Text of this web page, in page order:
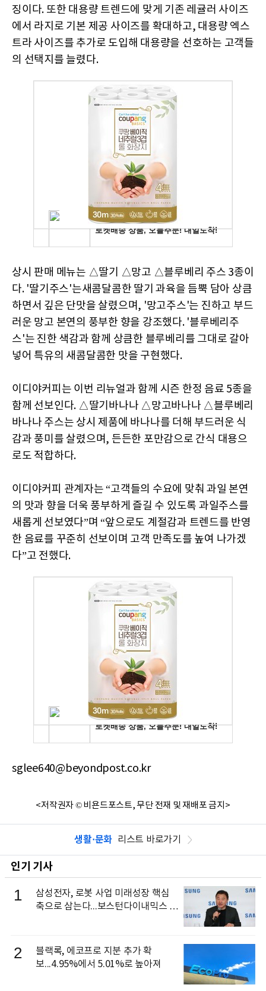
징이다. 또한 대용량 트렌드에 맞게 기존 레귤러 사이즈
에서 라지로 기본 제공 사이즈를 확대하고, 대용량 엑스
트라 사이즈를 추가로 도입해 대용량을 선호하는 고객들
의 선택지를 늘렸다.
상시 판매 메뉴는 △딸기 △망고 △블루베리 주스 3종이
다. '딸기주스'는새콤달콤한 딸기 과육을 듬뿍 담아 상큼
하면서 깊은 단맛을 살렸으며, '망고주스'는 진하고 부드
러운 망고 본연의 풍부한 향을 강조했다. '블루베리주
스'는 진한 색감과 함께 상큼한 블루베리를 그대로 갈아
넣어 특유의 새콤달콤한 맛을 구현했다.
이디야커피는 이번 리뉴얼과 함께 시즌 한정 음료 5종을
함께 선보인다. △딸기바나나 △망고바나나 △블루베리
바나나 주스는 상시 제품에 바나나를 더해 부드러운 식
감과 풍미를 살렸으며, 든든한 포만감으로 간식 대용으
로도 적합하다.
이디야커피 관계자는 “고객들의 수요에 맞춰 과일 본연
의 맛과 향을 더욱 풍부하게 즐길 수 있도록 과일주스를
새롭게 선보였다”며 “앞으로도 계절감과 트렌드를 반영
한 음료를 꾸준히 선보이며 고객 만족도를 높여 나가겠
다”고 전했다.
sglee640@beyondpost.co.kr
<저작권자 © 비욘드포스트, 무단 전재 및 재배포 금지>
생활·문화 리스트 바로가기
인기 기사
1
삼성전자, 로봇 사업 미래성장 핵심
축으로 삼는다...보스턴다이내믹스 출
2
블랙록, 에코프로 지분 추가 확
보...4.95%에서 5.01%로 높아져